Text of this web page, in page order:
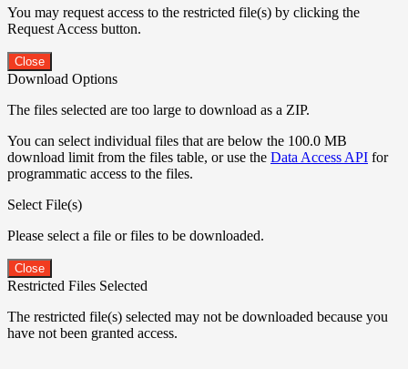
You may request access to the restricted file(s) by clicking the
Request Access button.
Close
Download Options
The files selected are too large to download as a ZIP.
You can select individual files that are below the 100.0 MB
download limit from the files table, or use the Data Access API for
programmatic access to the files.
Select File(s)
Please select a file or files to be downloaded.
Close
Restricted Files Selected
The restricted file(s) selected may not be downloaded because you
have not been granted access.